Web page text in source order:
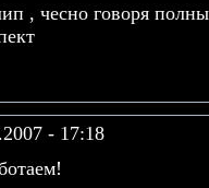
, чесно говоря
- 17:18